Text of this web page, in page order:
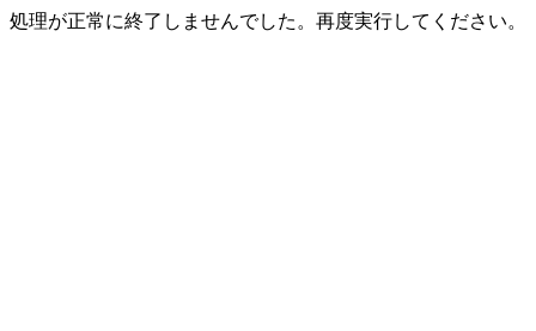
処理が正常に終了しませんでした。再度実行してください。